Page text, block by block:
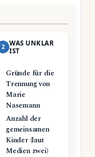
2 WAS UNKLAR
IST
Gründe für die
Trennung von
Marie
Nasemann
Anzahl der
gemeinsamen
Kinder (laut
Medien zwei)